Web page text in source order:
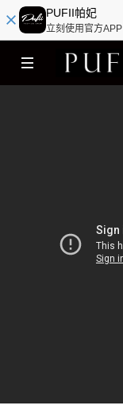
PUFII帕妃
立刻使用官方APP